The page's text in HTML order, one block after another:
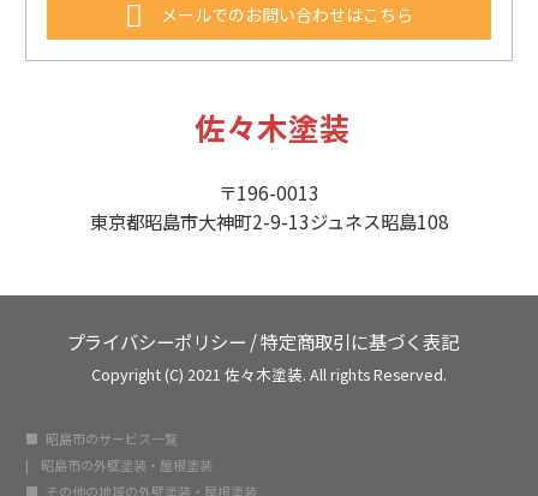
メールでのお問い合わせはこちら
佐々木塗装
〒196-0013
東京都昭島市大神町2-9-13ジュネス昭島108
プライバシーポリシー /特定商取引に基づく表記
Copyright (C) 2021 佐々木塗装. All rights Reserved.
昭島市のサービス一覧
昭島市の外壁塗装・屋根塗装
その他の地域の外壁塗装・屋根塗装